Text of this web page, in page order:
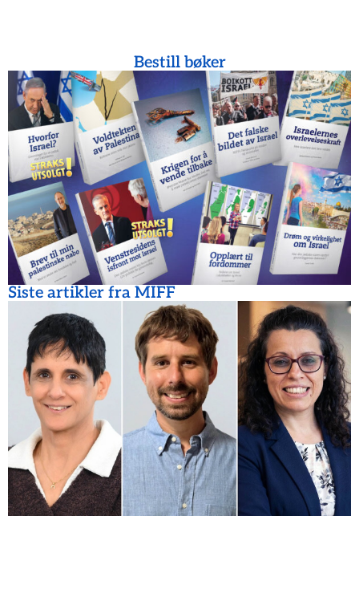
Bestill bøker
Siste artikler fra MIFF